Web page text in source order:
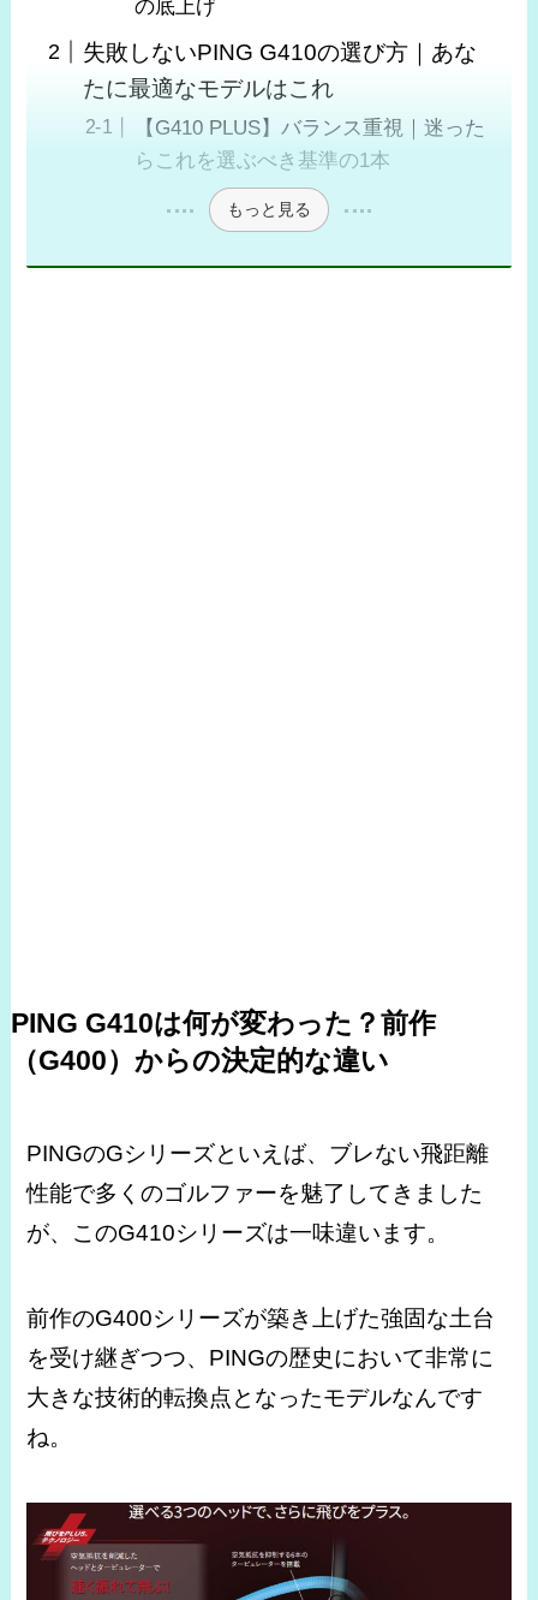
の底上げ
失敗しないPING G410の選び方｜あな
たに最適なモデルはこれ
【G410 PLUS】バランス重視｜迷った
らこれを選ぶべき基準の1本
もっと見る
PING G410は何が変わった？前作
（G400）からの決定的な違い
PINGのGシリーズといえば、ブレない飛距離
性能で多くのゴルファーを魅了してきました
が、このG410シリーズは一味違います。
前作のG400シリーズが築き上げた強固な土台
を受け継ぎつつ、PINGの歴史において非常に
大きな技術的転換点となったモデルなんです
ね。